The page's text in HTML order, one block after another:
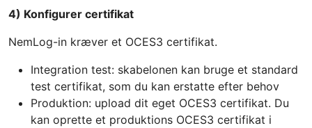
4) Konfigurer certifikat
NemLog-in kræver et OCES3 certifikat.
Integration test: skabelonen kan bruge et standard
test certifikat, som du kan erstatte efter behov
Produktion: upload dit eget OCES3 certifikat. Du
kan oprette et produktions OCES3 certifikat i